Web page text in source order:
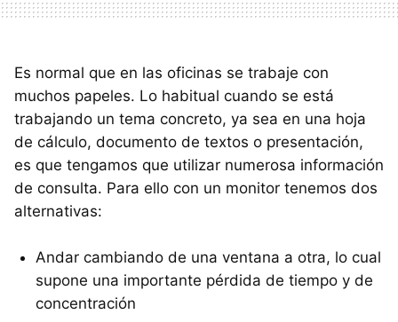
Es normal que en las oficinas se trabaje con
muchos papeles. Lo habitual cuando se está
trabajando un tema concreto, ya sea en una hoja
de cálculo, documento de textos o presentación,
es que tengamos que utilizar numerosa información
de consulta. Para ello con un monitor tenemos dos
alternativas:
Andar cambiando de una ventana a otra, lo cual
supone una importante pérdida de tiempo y de
concentración